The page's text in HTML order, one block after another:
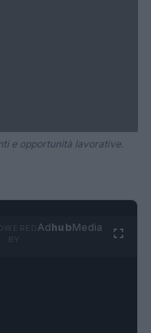
e opportunità lavorative.
AdhubMedia